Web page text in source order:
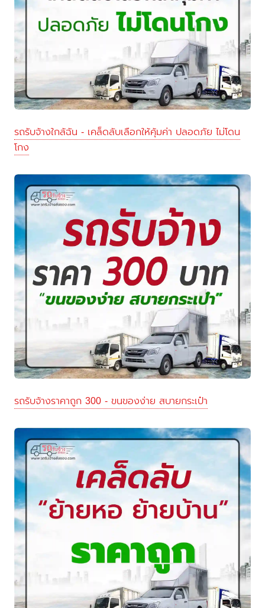
รถรับจ้างใกล้ฉัน - เคล็ดลับเลือกให้คุ้มค่า ปลอดภัย ไม่โดน
โกง
รถรับจ้างราคาถูก 300 - ขนของง่าย สบายกระเป๋า